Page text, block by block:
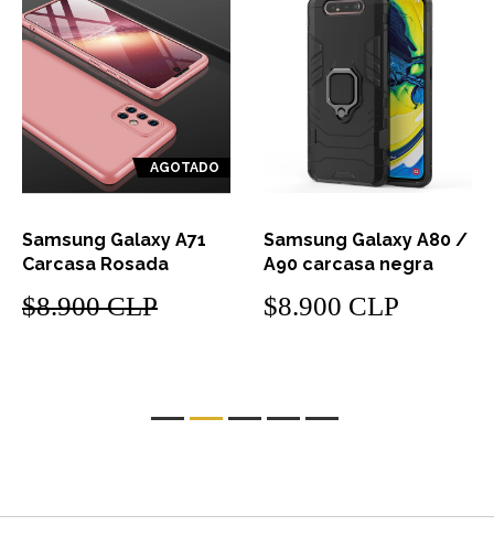
AGOTADO
Samsung Galaxy A71
Carcasa Rosada
$8.900 CLP
Samsung Galaxy A80 /
A90 carcasa negra
$8.900 CLP